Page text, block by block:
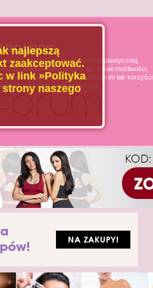
POLSCE
wiedzy u pacjenta chirurgii plastycznej,
oraz dziedzin pokrewnych, na temat możliwości
medycyny, oraz uświadamianie im tak korzyści
z podejmowanych decyzji.
najlepszą
zaakceptować.
w link »Polityka
naszego